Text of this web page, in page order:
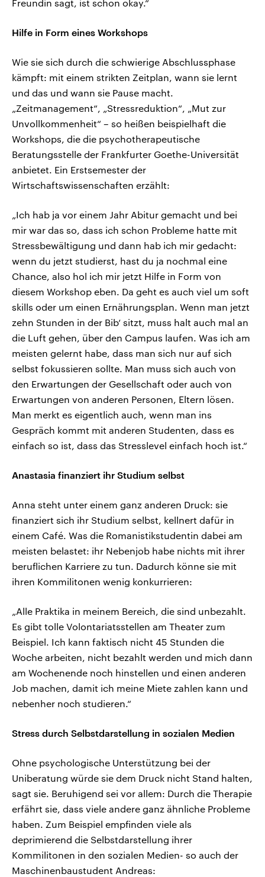
Freundin sagt, ist schon okay.“
Hilfe in Form eines Workshops
Wie sie sich durch die schwierige Abschlussphase
kämpft: mit einem strikten Zeitplan, wann sie lernt
und das und wann sie Pause macht.
„Zeitmanagement“, „Stressreduktion“, „Mut zur
Unvollkommenheit“ – so heißen beispielhaft die
Workshops, die die psychotherapeutische
Beratungsstelle der Frankfurter Goethe-Universität
anbietet. Ein Erstsemester der
Wirtschaftswissenschaften erzählt:
„Ich hab ja vor einem Jahr Abitur gemacht und bei
mir war das so, dass ich schon Probleme hatte mit
Stressbewältigung und dann hab ich mir gedacht:
wenn du jetzt studierst, hast du ja nochmal eine
Chance, also hol ich mir jetzt Hilfe in Form von
diesem Workshop eben. Da geht es auch viel um soft
skills oder um einen Ernährungsplan. Wenn man jetzt
zehn Stunden in der Bib‘ sitzt, muss halt auch mal an
die Luft gehen, über den Campus laufen. Was ich am
meisten gelernt habe, dass man sich nur auf sich
selbst fokussieren sollte. Man muss sich auch von
den Erwartungen der Gesellschaft oder auch von
Erwartungen von anderen Personen, Eltern lösen.
Man merkt es eigentlich auch, wenn man ins
Gespräch kommt mit anderen Studenten, dass es
einfach so ist, dass das Stresslevel einfach hoch ist.“
Anastasia finanziert ihr Studium selbst
Anna steht unter einem ganz anderen Druck: sie
finanziert sich ihr Studium selbst, kellnert dafür in
einem Café. Was die Romanistikstudentin dabei am
meisten belastet: ihr Nebenjob habe nichts mit ihrer
beruflichen Karriere zu tun. Dadurch könne sie mit
ihren Kommilitonen wenig konkurrieren:
„Alle Praktika in meinem Bereich, die sind unbezahlt.
Es gibt tolle Volontariatsstellen am Theater zum
Beispiel. Ich kann faktisch nicht 45 Stunden die
Woche arbeiten, nicht bezahlt werden und mich dann
am Wochenende noch hinstellen und einen anderen
Job machen, damit ich meine Miete zahlen kann und
nebenher noch studieren.“
Stress durch Selbstdarstellung in sozialen Medien
Ohne psychologische Unterstützung bei der
Uniberatung würde sie dem Druck nicht Stand halten,
sagt sie. Beruhigend sei vor allem: Durch die Therapie
erfährt sie, dass viele andere ganz ähnliche Probleme
haben. Zum Beispiel empfinden viele als
deprimierend die Selbstdarstellung ihrer
Kommilitonen in den sozialen Medien- so auch der
Maschinenbaustudent Andreas: